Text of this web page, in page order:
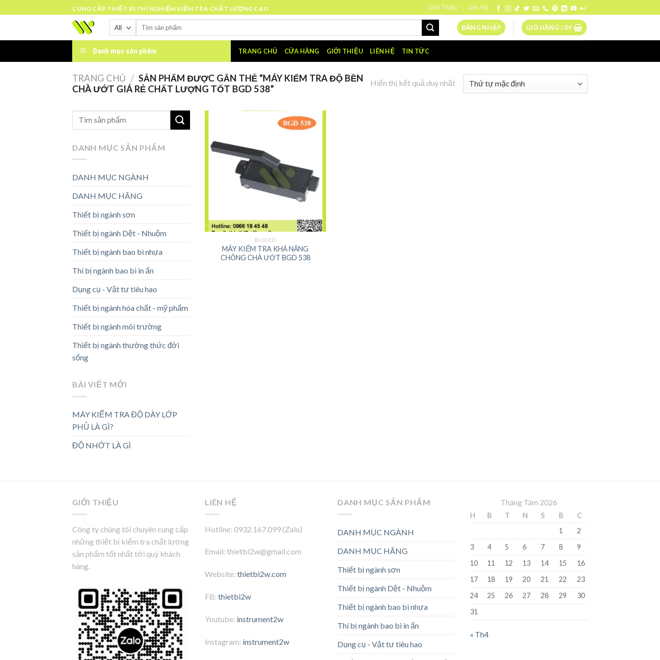
to
CUNG CẤP THIẾT BỊ THÍ NGHIỆM KIỂM TRA CHẤT LƯỢNG CAO Giới Thiệu Liên Hệ
Tìm
ĐĂNG NHẬP GIỎ HÀNG /0₫
Danh mục sản phẩm TRANG CHỦ CỬA HÀNG GIỚI THIỆU LIÊN HỆ TIN TỨC
TRANG CHỦ / SẢN PHẨM ĐƯỢC GẮN THẺ “MÁY KIỂM TRA ĐỘ BỀN
CHÀ ƯỚT GIÁ RẺ CHẤT LƯỢNG TỐT BGD 538”
Hiển thị kết quả duy nhất
DANH MỤC SẢN PHẨM
DANH MỤC NGÀNH
DANH MỤC HÃNG
Thiết bị ngành sơn
Thiết bị ngành Dệt - Nhuộm
Thiết bị ngành bao bì nhựa
Thí bị ngành bao bì in ấn
Dụng cụ - Vật tư tiêu hao
Thiết bị ngành hóa chất - mỹ phẩm
Thiết bị ngành môi trường
Thiết bị ngành thường thức đời
sống
BÀI VIẾT MỚI
MÁY KIỂM TRA ĐỘ DÀY LỚP
PHỦ LÀ GÌ?
ĐỘ NHỚT LÀ GÌ
BIUGED
MÁY KIỂM TRA KHẢ NĂNG
CHỐNG CHÀ ƯỚT BGD 538
GIỚI THIỆU
Công ty chúng tôi chuyên cung cấp
những thiết bị kiểm tra chất lượng
sản phẩm tốt nhất tới quý khách
hàng.
LIÊN HỆ
Hotline: 0932.167.099 (Zalo)
Email: thietbi2w@gmail.com
Website: thietbi2w.com
FB: thietbi2w
Youtube: instrument2w
Instagram: instrument2w
DANH MỤC SẢN PHẨM
DANH MỤC NGÀNH
DANH MỤC HÃNG
Thiết bị ngành sơn
Thiết bị ngành Dệt - Nhuộm
Thiết bị ngành bao bì nhựa
Thí bị ngành bao bì in ấn
Dụng cụ - Vật tư tiêu hao
Tháng Tám 2026
H B T N S B
C
1
2
3
4 5 6 7 8
9
10
11 12 13 14 15
16
17
18 19 20 21 22
23
24
25 26 27 28 29
30
31
« Th4